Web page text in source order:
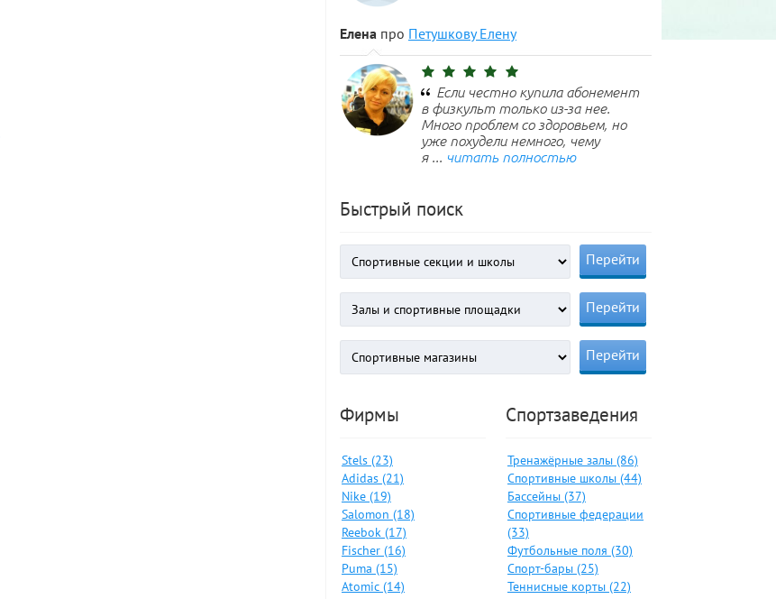
Елена про Петушкову Елену
Если честно купила абонемент
в физкульт только из-за нее.
Много проблем со здоровьем, но
уже похудели немного, чему
я ... читать полностью
Быстрый поиск
Фирмы
Stels (23)
Adidas (21)
Nike (19)
Salomon (18)
Reebok (17)
Fischer (16)
Puma (15)
Atomic (14)
Спортзаведения
Тренажёрные залы (86)
Спортивные школы (44)
Бассейны (37)
Спортивные федерации
(33)
Футбольные поля (30)
Спорт-бары (25)
Теннисные корты (22)